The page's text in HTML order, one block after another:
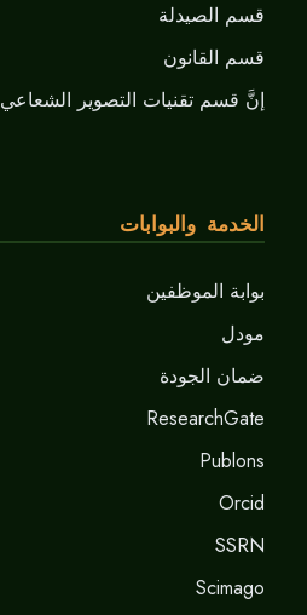
قسم الصيدلة
قسم القانون
إنَّ قسم تقنيات التصوير الشعاعي
الخدمة والبوابات
بوابة الموظفين
مودل
ضمان الجودة
ResearchGate
Publons
Orcid
SSRN
Scimago